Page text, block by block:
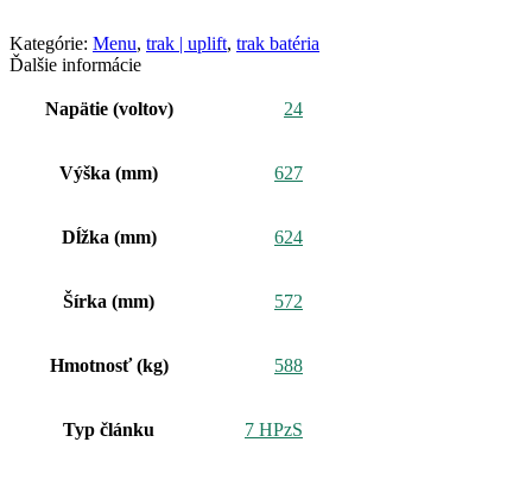
Kategórie: Menu, trak | uplift, trak batéria
Ďalšie informácie
Napätie (voltov) 24
Výška (mm) 627
Dĺžka (mm) 624
Šírka (mm) 572
Hmotnosť (kg) 588
Typ článku 7 HPzS